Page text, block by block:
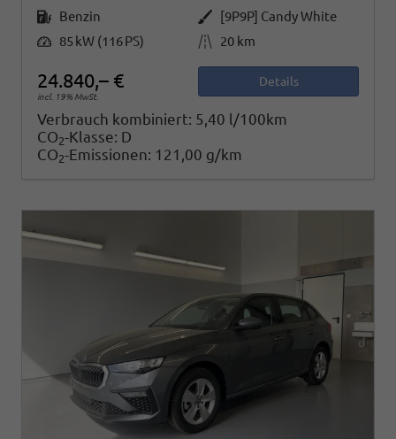
Kraftstoff Benzin Außenfarbe
[9P9P] Candy White
Leistung 85 kW (116 PS) Kilometerstand 20 km
24.840,– €
incl. 19% MwSt.
Details
Verbrauch kombiniert: 5,40 l/100km
CO2-Klasse: D
CO2-Emissionen: 121,00 g/km